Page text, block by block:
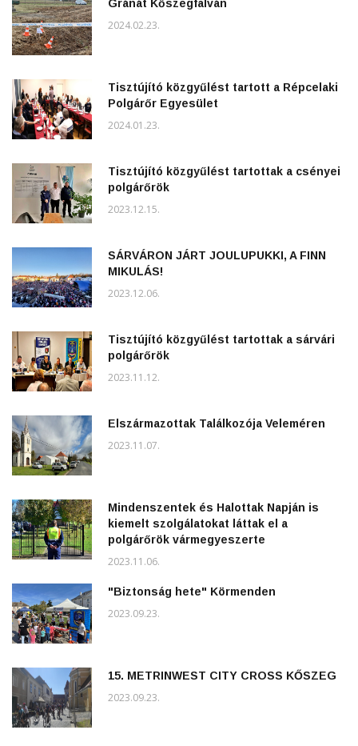
Gránát Kőszegfalván
2024.02.23.
Tisztújító közgyűlést tartott a Répcelaki
Polgárőr Egyesület
2024.01.23.
Tisztújító közgyűlést tartottak a csényei
polgárőrök
2023.12.15.
SÁRVÁRON JÁRT JOULUPUKKI, A FINN
MIKULÁS!
2023.12.06.
Tisztújító közgyűlést tartottak a sárvári
polgárőrök
2023.11.12.
Elszármazottak Találkozója Veleméren
2023.11.07.
Mindenszentek és Halottak Napján is
kiemelt szolgálatokat láttak el a
polgárőrök vármegyeszerte
2023.11.06.
"Biztonság hete" Körmenden
2023.09.23.
15. METRINWEST CITY CROSS KŐSZEG
2023.09.23.